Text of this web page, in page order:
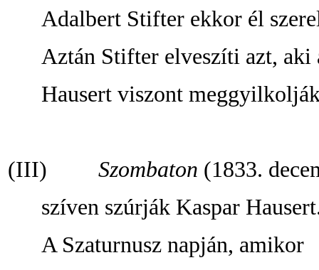
Adalbert Stifter ekkor él
Aztán Stifter elveszíti azt, aki
Hausert viszont
(III) Szombaton (1833.
szíven szúrják Kaspar
A Szaturnusz napján, amikor